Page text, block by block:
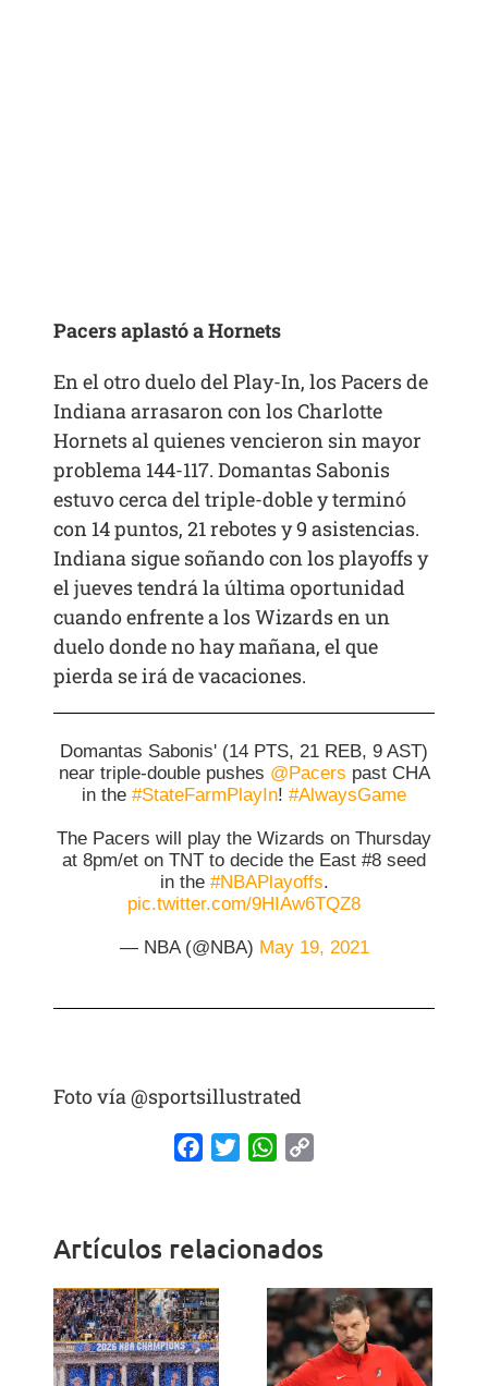
Pacers aplastó a Hornets
En el otro duelo del Play-In, los Pacers de
Indiana arrasaron con los Charlotte
Hornets al quienes vencieron sin mayor
problema 144-117. Domantas Sabonis
estuvo cerca del triple-doble y terminó
con 14 puntos, 21 rebotes y 9 asistencias.
Indiana sigue soñando con los playoffs y
el jueves tendrá la última oportunidad
cuando enfrente a los Wizards en un
duelo donde no hay mañana, el que
pierda se irá de vacaciones.
Domantas Sabonis' (14 PTS, 21 REB, 9 AST)
near triple-double pushes @Pacers past CHA
in the #StateFarmPlayIn! #AlwaysGame
The Pacers will play the Wizards on Thursday
at 8pm/et on TNT to decide the East #8 seed
in the #NBAPlayoffs.
pic.twitter.com/9HIAw6TQZ8
— NBA (@NBA) May 19, 2021
Foto vía @sportsillustrated
FacebookTwitterWhatsApp
Artículos relacionados